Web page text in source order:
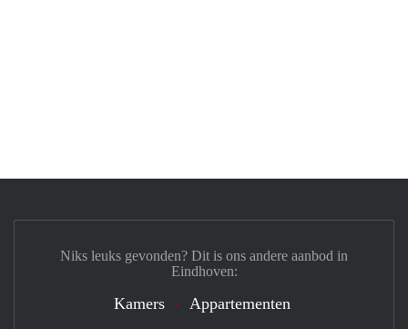
Niks leuks gevonden? Dit is ons andere aanbod in
Eindhoven:
Kamers Appartementen